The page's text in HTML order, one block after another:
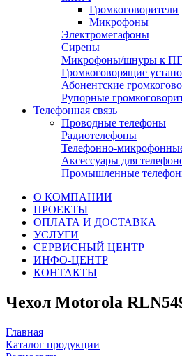
Громкоговорители
Микрофоны
Электромегафоны
Сирены
Микрофоны/шнуры к
Громкоговорящие
Абонентские
Рупорные
Телефонная связь
Проводные телефоны
Радиотелефоны
Телефонно-
Аксессуары для
Промышленные
О КОМПАНИИ
ПРОЕКТЫ
ОПЛАТА И ДОСТАВКА
УСЛУГИ
СЕРВИСНЫЙ ЦЕНТР
ИНФО-ЦЕНТР
КОНТАКТЫ
Чехол Motorola
Главная
Каталог продукции